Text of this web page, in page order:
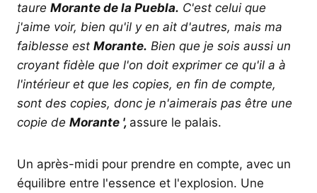
taure Morante de la Puebla. C'est celui que
j'aime voir, bien qu'il y en ait d'autres, mais ma
faiblesse est Morante. Bien que je sois aussi un
croyant fidèle que l'on doit exprimer ce qu'il a à
l'intérieur et que les copies, en fin de compte,
sont des copies, donc je n'aimerais pas être une
copie de Morante ', assure le palais.
Un après-midi pour prendre en compte, avec un
équilibre entre l'essence et l'explosion. Une